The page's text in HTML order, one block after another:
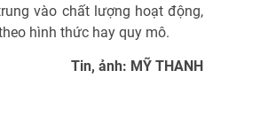
vào chất lượng hoạt động,
hình thức hay quy mô.
Tin, ảnh: MỸ THANH